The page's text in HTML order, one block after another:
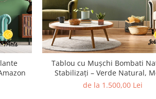
Tablou cu Mușchi Bombati
Stabilizați – Verde Natural,
Pădure
de la 1.500,00 Lei